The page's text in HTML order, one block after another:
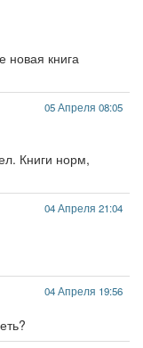
новая книга
05 Апреля 08:05
Книги норм,
04 Апреля 21:04
04 Апреля 19:56